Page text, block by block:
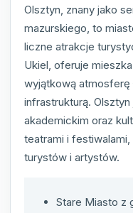
Olsztyn, znany jako
mazurskiego, to
liczne atrakcje
Ukiel, oferuje
wyjątkową atmosferę
infrastrukturą.
akademickim oraz
teatrami i
turystów i artystów.
Stare Miasto z